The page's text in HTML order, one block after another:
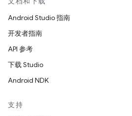
Android Studio 指南
开发者指南
API 参考
下载 Studio
Android NDK
支持